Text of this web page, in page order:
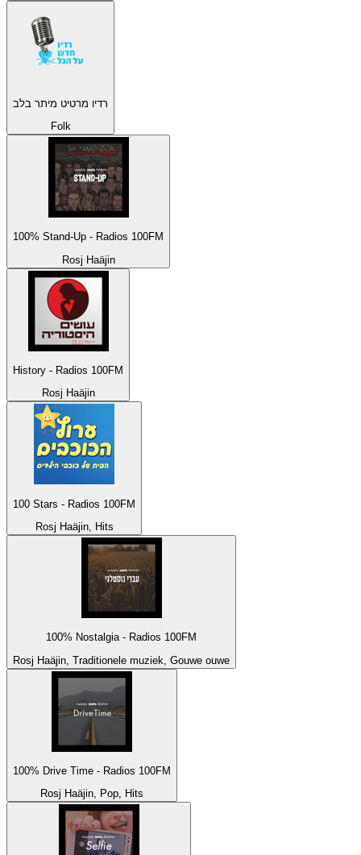
רדיו מרטיט מיתר בלב
Folk
100% Stand-Up - Radios 100FM
Rosj Haäjin
History - Radios 100FM
Rosj Haäjin
100 Stars - Radios 100FM
Rosj Haäjin, Hits
100% Nostalgia - Radios 100FM
Rosj Haäjin, Traditionele muziek, Gouwe ouwe
100% Drive Time - Radios 100FM
Rosj Haäjin, Pop, Hits